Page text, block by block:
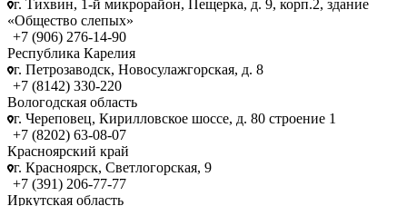
г. Тихвин, 1-й микрорайон, Пещерка, д. 9, корп.2, здание
«Общество слепых»
+7 (906) 276-14-90
Республика Карелия
г. Петрозаводск, Новосулажгорская, д. 8
+7 (8142) 330-220
Вологодская область
г. Череповец, Кирилловское шоссе, д. 80 строение 1
+7 (8202) 63-08-07
Красноярский край
г. Красноярск, Светлогорская, 9
+7 (391) 206-77-77
Иркутская область